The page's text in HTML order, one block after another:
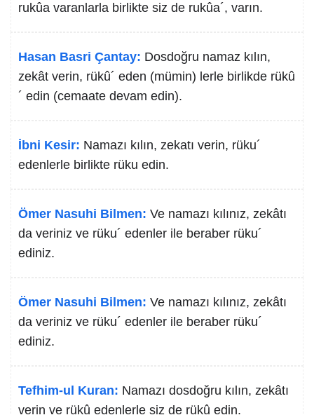
rukûa varanlarla birlikte siz de rukûa´, varın.
Hasan Basri Çantay: Dosdoğru namaz kılın,
zekât verin, rükû´ eden (mümin) lerle birlikde rükû
´ edin (cemaate devam edin).
İbni Kesir: Namazı kılın, zekatı verin, rüku´
edenlerle birlikte rüku edin.
Ömer Nasuhi Bilmen: Ve namazı kılınız, zekâtı
da veriniz ve rüku´ edenler ile beraber rüku´
ediniz.
Ömer Nasuhi Bilmen: Ve namazı kılınız, zekâtı
da veriniz ve rüku´ edenler ile beraber rüku´
ediniz.
Tefhim-ul Kuran: Namazı dosdoğru kılın, zekâtı
verin ve rükû edenlerle siz de rükû edin.